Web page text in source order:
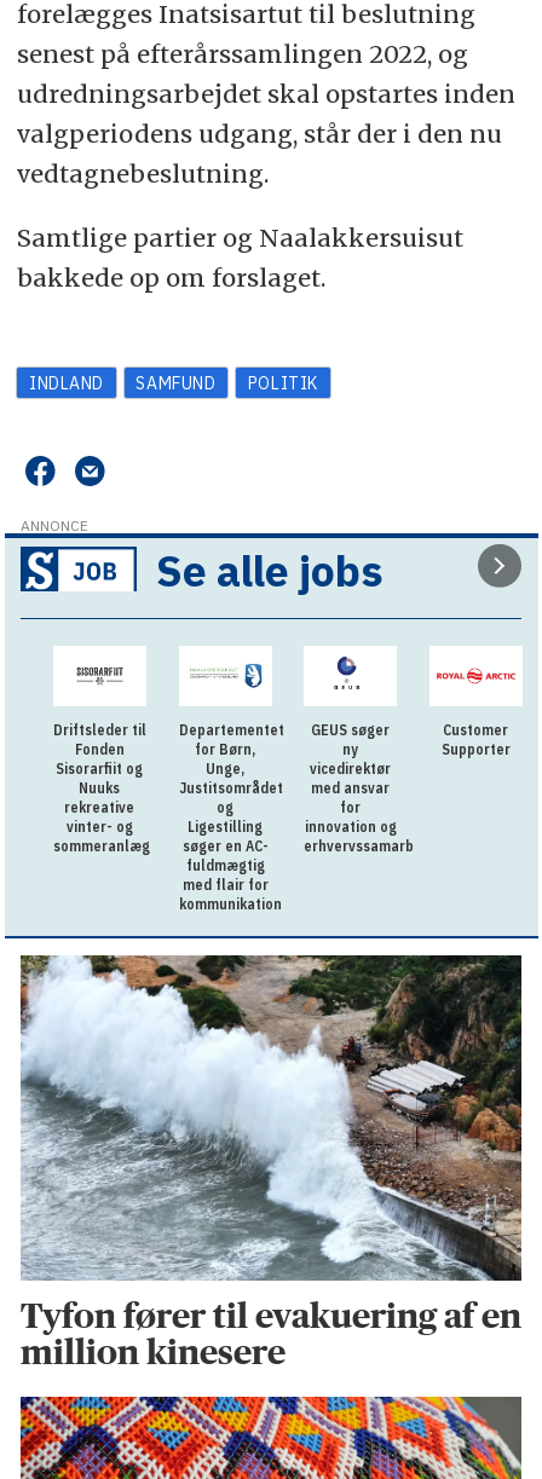
forelægges Inatsisartut til beslutning
senest på efterårssamlingen 2022, og
udredningsarbejdet skal opstartes inden
valgperiodens udgang, står der i den nu
vedtagnebeslutning.
Samtlige partier og Naalakkersuisut
bakkede op om forslaget.
INDLAND SAMFUND POLITIK
ANNONCE
Se alle jobs
Driftsleder til
Fonden
Sisorarfiit og
Nuuks
rekreative
vinter- og
sommeranlæg
Departementet
for Børn,
Unge,
Justitsområdet
og
Ligestilling
søger en AC-
fuldmægtig
med flair for
kommunikation
GEUS søger
ny
vicedirektør
med ansvar
for
innovation og
erhvervssamarbejde
Customer
Supporter
Tyfon fører til evakuering af en
million kinesere